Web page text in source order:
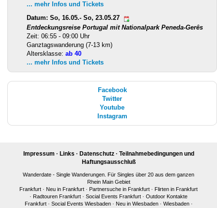
... mehr Infos und Tickets
Datum: So, 16.05.- So, 23.05.27
Entdeckungsreise Portugal mit Nationalpark Peneda-Gerês
Zeit: 06:55 - 09:00 Uhr
Ganztagswanderung (7-13 km)
Altersklasse: ab 40
... mehr Infos und Tickets
Facebook
Twitter
Youtube
Instagram
Impressum · Links · Datenschutz· Teilnahmebedingungen und
Haftungsausschluß
Wanderdate - Single Wanderungen. Für Singles über 20 aus dem ganzen
Rhein Main Gebiet
Frankfurt · Neu in Frankfurt · Partnersuche in Frankfurt · Flirten in Frankfurt
· Radtouren Frankfurt · Social Events Frankfurt · Outdoor Kontakte
Frankfurt· Social Events Wiesbaden· Neu in Wiesbaden· Wiesbaden·